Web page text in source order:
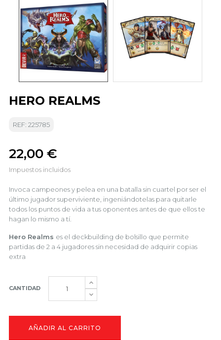
HERO REALMS
REF: 225785
22,00 €
Impuestos incluidos
Invoca campeones y pelea en una batalla sin cuartel por ser el
último jugador superviviente, ingeniándotelas para quitarle
todos los puntos de vida a tus oponentes antes de que ellos te
hagan lo mismo a tí.
Hero Realms es el deckbuilding de bolsillo que permite
partidas de 2 a 4 jugadores sin necesidad de adquirir copias
extra
CANTIDAD
AÑADIR AL CARRITO